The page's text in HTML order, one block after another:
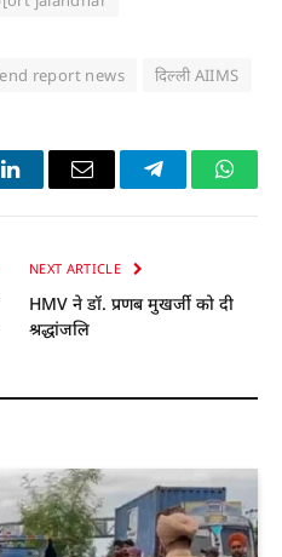
report news
दिल्ली AIIMS
LinkedInEmail Telegram
NEXT ARTICLE
HMV ने डॉ. प्रणब मुखर्जी को दी
श्रद्धांजलि